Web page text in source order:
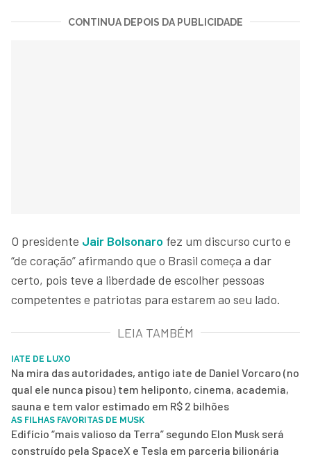
CONTINUA DEPOIS DA PUBLICIDADE
O presidente Jair Bolsonaro fez um discurso curto e
“de coração” afirmando que o Brasil começa a dar
certo, pois teve a liberdade de escolher pessoas
competentes e patriotas para estarem ao seu lado.
LEIA TAMBÉM
IATE DE LUXO
Na mira das autoridades, antigo iate de Daniel Vorcaro (no
qual ele nunca pisou) tem heliponto, cinema, academia,
sauna e tem valor estimado em R$ 2 bilhões
AS FILHAS FAVORITAS DE MUSK
Edifício “mais valioso da Terra” segundo Elon Musk será
construído pela SpaceX e Tesla em parceria bilionária